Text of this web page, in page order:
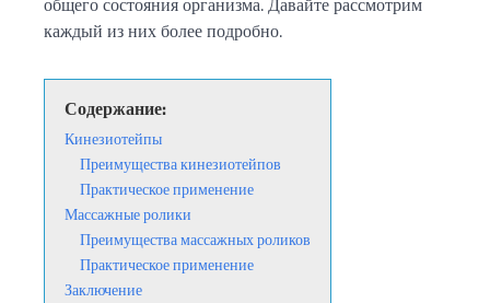
каждый из них более подробно.
Содержание:
Кинезиотейпы
Преимущества кинезиотейпов
Практическое применение
Массажные ролики
Преимущества массажных роликов
Практическое применение
Заключение